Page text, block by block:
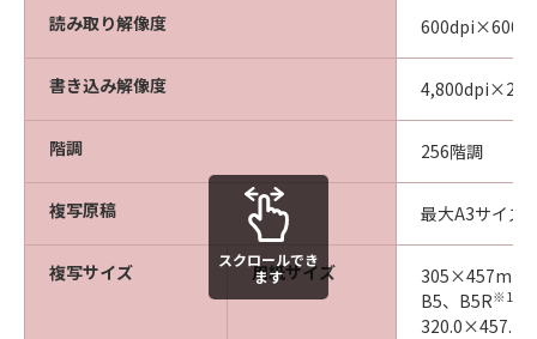
読み取り解像度
書き込み解像度
階調 256階調
複写原稿 最大A3サイズ
複写サイズ 用紙サイズ 305×457mm
B5、B5R※1
スクロールでき
ます